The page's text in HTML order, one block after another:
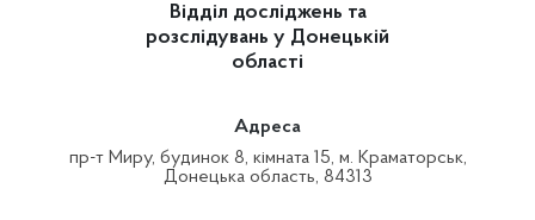
Відділ досліджень та
розслідувань у Донецькій
області
Адреса
пр-т Миру, будинок 8, кімната 15, м. Краматорськ,
Донецька область, 84313